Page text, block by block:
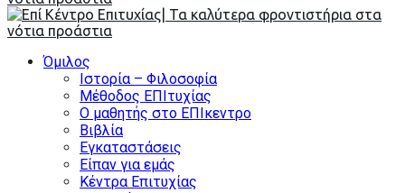
Όμιλος
Ιστορία – Φιλοσοφία
Μέθοδος ΕΠΙτυχίας
Ο μαθητής στο ΕΠΙκεντρο
Βιβλία
Εγκαταστάσεις
Είπαν για εμάς
Κέντρα Επιτυχίας